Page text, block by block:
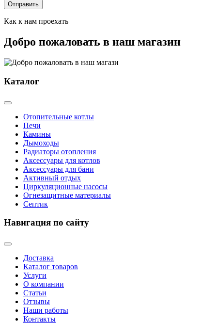
Отправить
Как к нам проехать
Добро пожаловать в наш магазин
Каталог
Отопительные котлы
Печи
Камины
Дымоходы
Радиаторы отопления
Аксессуары для котлов
Аксессуары для бани
Активный отдых
Циркуляционные насосы
Огнезащитные материалы
Септик
Навигация по сайту
Доставка
Каталог товаров
Услуги
О компании
Статьи
Отзывы
Наши работы
Контакты